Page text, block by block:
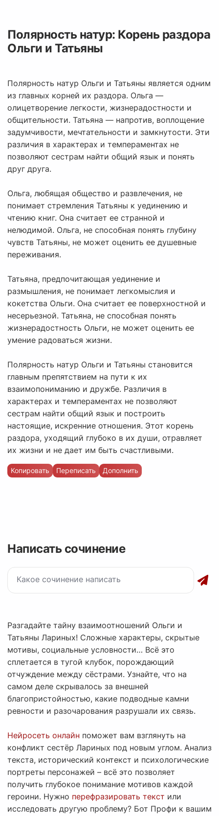
Полярность натур: Корень раздора
Ольги и Татьяны
Полярность натур Ольги и Татьяны является одним
из главных корней их раздора. Ольга —
олицетворение легкости, жизнерадостности и
общительности. Татьяна — напротив, воплощение
задумчивости, мечтательности и замкнутости. Эти
различия в характерах и темпераментах не
позволяют сестрам найти общий язык и понять
друг друга.
Ольга, любящая общество и развлечения, не
понимает стремления Татьяны к уединению и
чтению книг. Она считает ее странной и
нелюдимой. Ольга, не способная понять глубину
чувств Татьяны, не может оценить ее душевные
переживания.
Татьяна, предпочитающая уединение и
размышления, не понимает легкомыслия и
кокетства Ольги. Она считает ее поверхностной и
несерьезной. Татьяна, не способная понять
жизнерадостность Ольги, не может оценить ее
умение радоваться жизни.
Полярность натур Ольги и Татьяны становится
главным препятствием на пути к их
взаимопониманию и дружбе. Различия в
характерах и темпераментах не позволяют
сестрам найти общий язык и построить
настоящие, искренние отношения. Этот корень
раздора, уходящий глубоко в их души, отравляет
их жизни и не дает им быть счастливыми.
Копировать Переписать Дополнить
Написать сочинение
Разгадайте тайну взаимоотношений Ольги и
Татьяны Лариных! Сложные характеры, скрытые
мотивы, социальные условности… Всё это
сплетается в тугой клубок, порождающий
отчуждение между сёстрами. Узнайте, что на
самом деле скрывалось за внешней
благопристойностью, какие подводные камни
ревности и разочарования разрушали их связь.
Нейросеть онлайн поможет вам взглянуть на
конфликт сестёр Лариных под новым углом. Анализ
текста, исторический контекст и психологические
портреты персонажей – всё это позволяет
получить глубокое понимание мотивов каждой
героини. Нужно перефразировать текст или
исследовать другую проблему? Бот Профи к вашим